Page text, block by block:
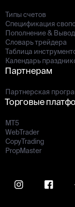
Типы счетов
Спецификация
Пополнение & Вывод
Словарь трейдера
Таблица
Календарь
Партнерам
Партнерская
Торговые
MT5
WebTrader
CopyTrading
PropMaster